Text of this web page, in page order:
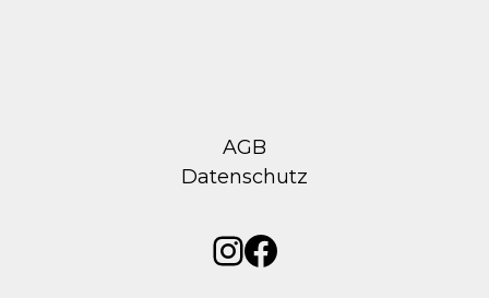
AGB
Datenschutz
Instagram
Facebook